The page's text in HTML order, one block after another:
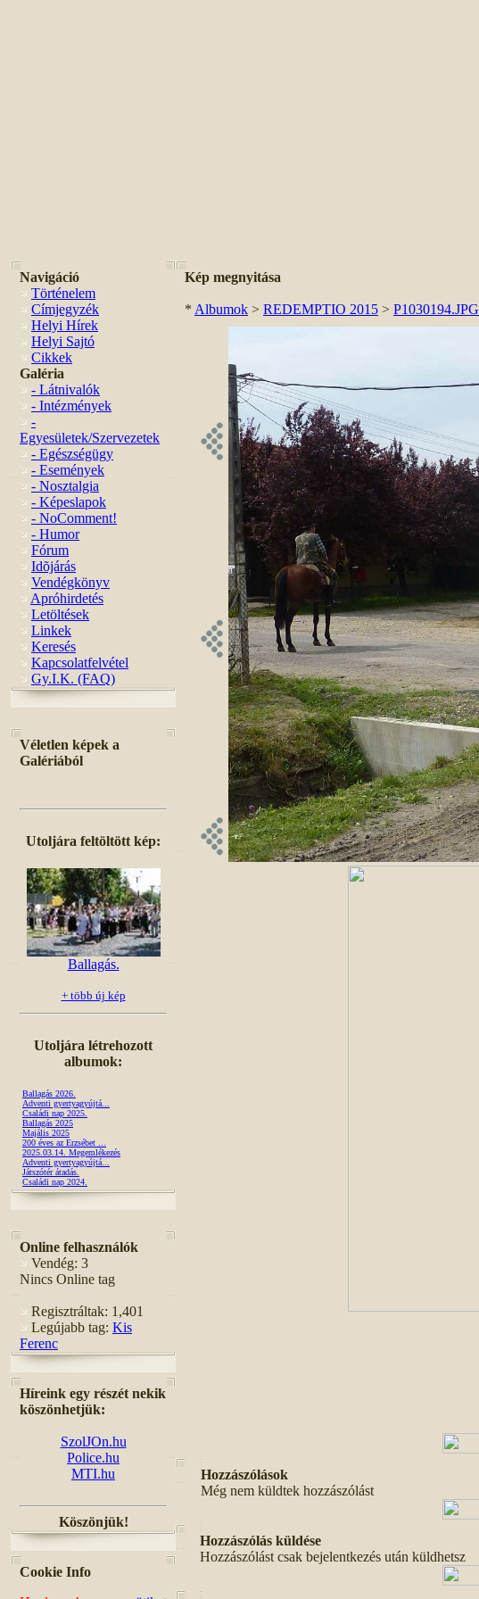
Navigáció
Történelem
Címjegyzék
Helyi Hírek
Helyi Sajtó
Cikkek
Galéria
- Látnivalók
- Intézmények
-
Egyesületek/Szervezetek
- Egészségügy
- Események
- Nosztalgia
- Képeslapok
- NoComment!
- Humor
Fórum
Idõjárás
Vendégkönyv
Apróhirdetés
Letöltések
Linkek
Keresés
Kapcsolatfelvétel
Gy.I.K. (FAQ)
Véletlen képek a
Galériából
Utoljára feltöltött kép:
Ballagás.
+ több új kép
Utoljára létrehozott
albumok:
Ballagás 2026.
Adventi gyertyagyújtá...
Családi nap 2025.
Ballagás 2025
Majális 2025
200 éves az Erzsébet ...
2025.03.14. Megemlékezés
Adventi gyertyagyújtá...
Játszótér átadás.
Családi nap 2024.
Online felhasználók
Vendég: 3
Nincs Online tag
Regisztráltak: 1,401
Legújabb tag: Kis
Ferenc
Híreink egy részét nekik
köszönhetjük:
SzolJOn.hu
Police.hu
MTI.hu
Köszönjük!
Cookie Info
Kép megnyitása
* Albumok > REDEMPTIO 2015 > P1030194.JPG
Hozzászólások
Még nem küldtek hozzászólást
Hozzászólás küldése
Hozzászólást csak bejelentkezés után küldhetsz